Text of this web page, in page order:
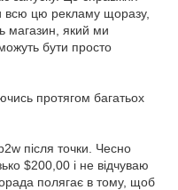
всю цю рекламу щоразу,
магазин, який ми
бути просто
протягом багатьох
після точки. Чесно
$200,00 і не відчуваю
полягає в тому, щоб